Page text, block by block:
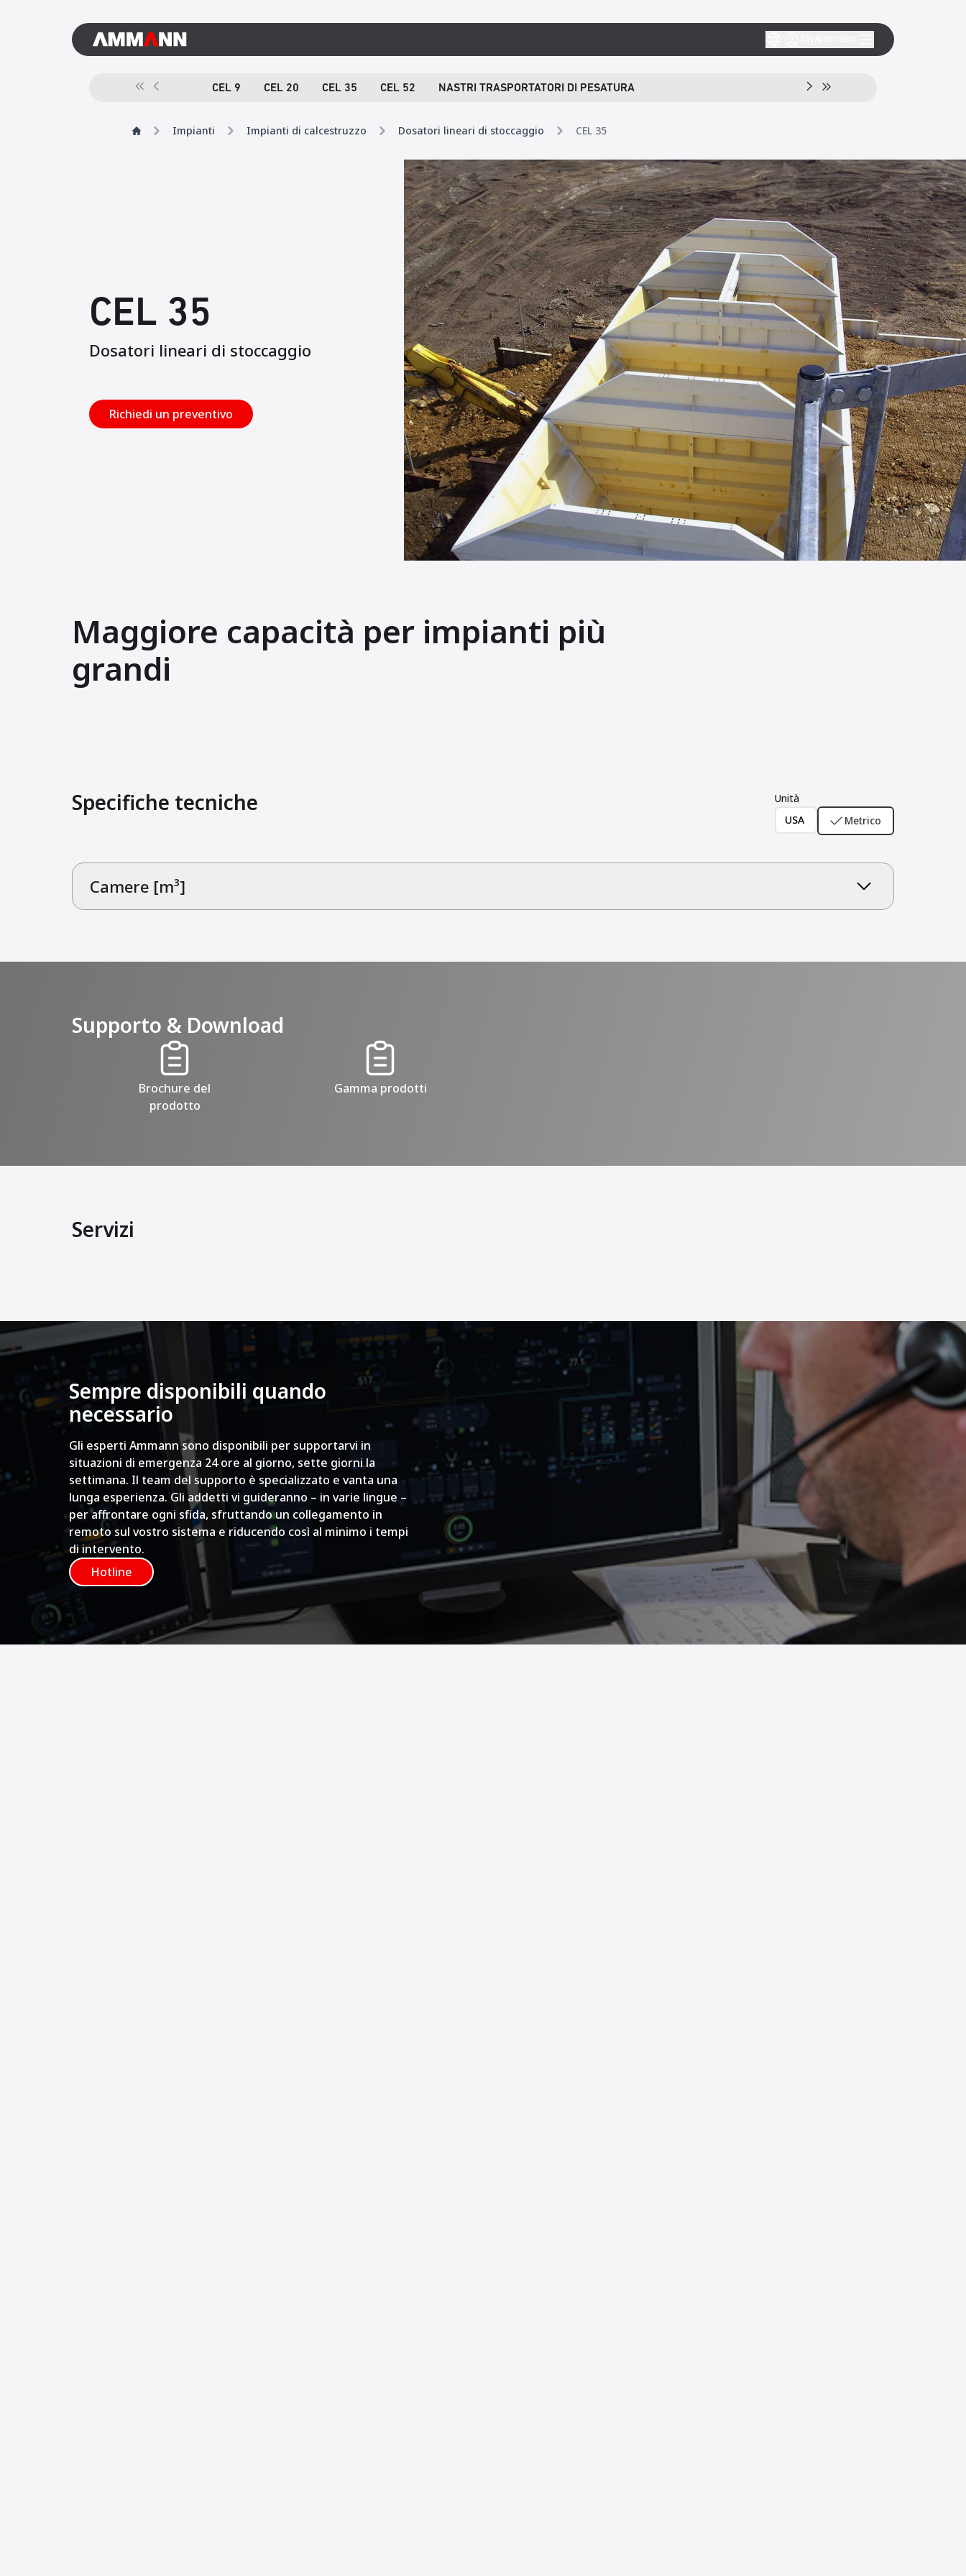
CEL 9 CEL 20 CEL 35 CEL 52 NASTRI TRASPORTATORI DI PESATURA
Impianti Impianti di calcestruzzo Dosatori lineari di stoccaggio CEL 35
CEL 35
Dosatori lineari di stoccaggio
Richiedi un preventivo
Maggiore capacità per impianti più
grandi
Specifiche tecniche
Unità
USA
Metrico
Camere [m³]
Supporto & Download
Brochure del
prodotto
Gamma prodotti
Servizi
Sempre disponibili quando
necessario
Gli esperti Ammann sono disponibili per supportarvi in
situazioni di emergenza 24 ore al giorno, sette giorni la
settimana. Il team del supporto è specializzato e vanta una
lunga esperienza. Gli addetti vi guideranno – in varie lingue –
per affrontare ogni sfida, sfruttando un collegamento in
remoto sul vostro sistema e riducendo così al minimo i tempi
di intervento.
Hotline